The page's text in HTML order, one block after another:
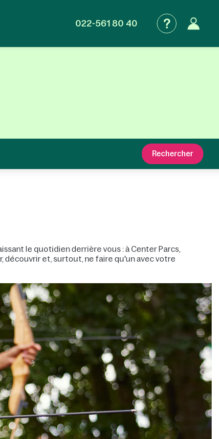
022-561 80 40
Rechercher
le quotidien derrière vous : à Center Parcs,
découvrir et, surtout, ne faire qu'un avec votre